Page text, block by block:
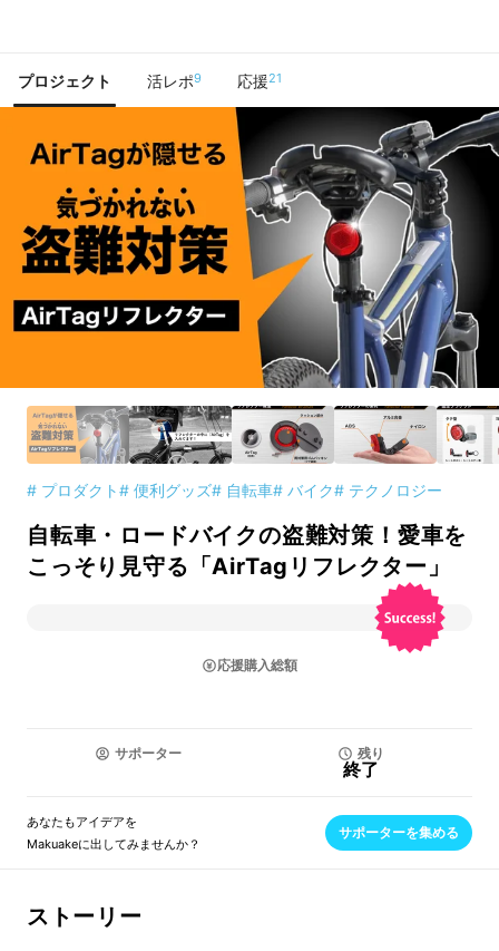
プロジェクト 活レポ9 応援21
# プロダクト# 便利グッズ# 自転車# バイク# テクノロジー
自転車・ロードバイクの盗難対策！愛車を
こっそり見守る「AirTagリフレクター」
応援購入総額
サポーター 残り
終了
あなたもアイデアを
Makuakeに出してみませんか？
サポーターを集める
ストーリー